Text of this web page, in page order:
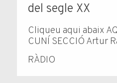
RÀDIO
del segle XX
Cliqueu aqui abaix
CUNÍ SECCIÓ Artur